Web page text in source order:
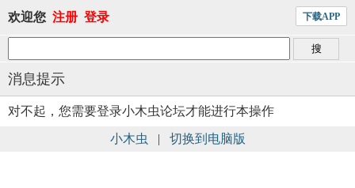
欢迎您 注册 登录 下载APP
消息提示
对不起，您需要登录小木虫论坛才能进行本操作
小木虫 | 切换到电脑版